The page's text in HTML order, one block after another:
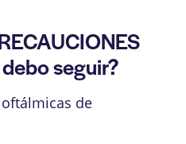
seguir?
de